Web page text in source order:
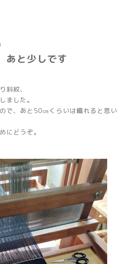
あと少しです
斜紋、
ました。
で、あと50㎝くらいは織れると思い
にどうぞ。